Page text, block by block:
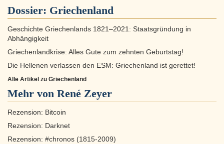
Dossier: Griechenland
Geschichte Griechenlands 1821–2021: Staatsgründung in
Abhängigkeit
Griechenlandkrise: Alles Gute zum zehnten Geburtstag!
Die Hellenen verlassen den ESM: Griechenland ist gerettet!
Alle Artikel zu Griechenland
Mehr von René Zeyer
Rezension: Bitcoin
Rezension: Darknet
Rezension: #chronos (1815-2009)